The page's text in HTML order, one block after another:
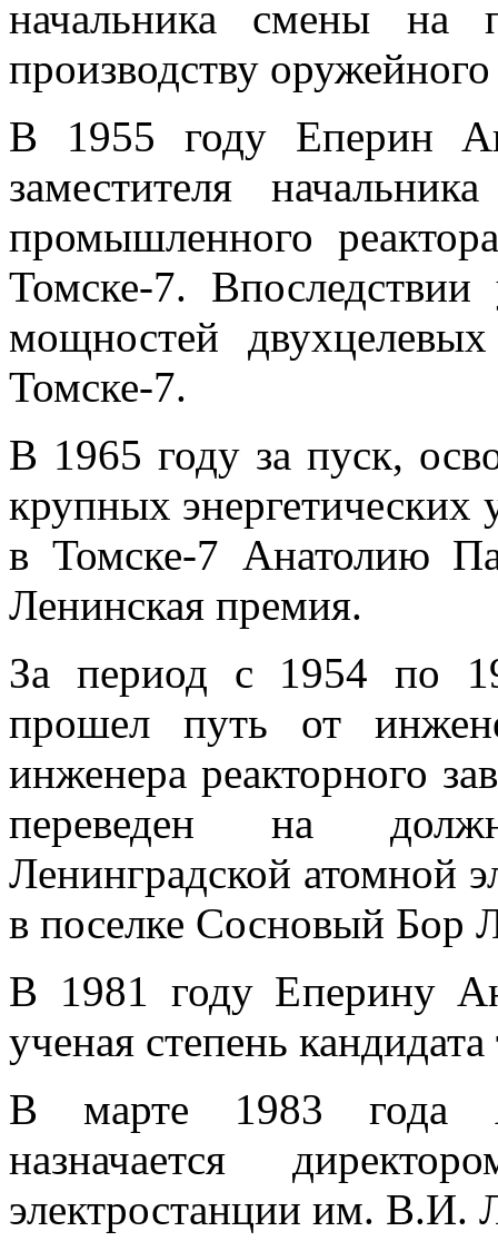
начальника смены на
производству
В 1955 году Еперин
заместителя
промышленного
Томске-7. Впоследствии
мощностей
Томске-7.
В 1965 году за пуск,
крупных энергетических
в Томске-7 Анатолию
Ленинская премия.
За период с 1954 по
прошел путь от
инженера реакторного
переведен на
Ленинградской атомной
в поселке Сосновый Бор
В 1981 году Еперину
ученая степень
В марте 1983 года
назначается
электростанции им. В.И.